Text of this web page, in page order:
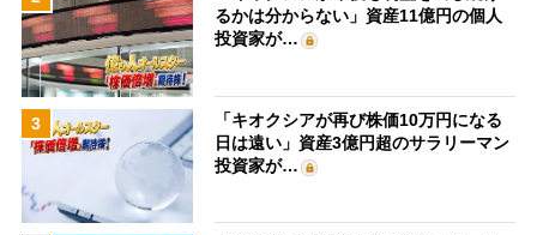
るかは分からない」資産11億円の個人
投資家が…
3
「キオクシアが再び株価10万円になる
日は遠い」資産3億円超のサラリーマン
投資家が…